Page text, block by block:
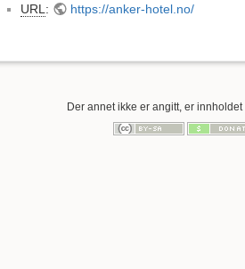
URL : https://anker-hotel.no/
Der annet ikke er angitt, er